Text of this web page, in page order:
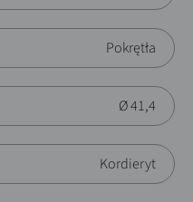
Pokrętła
Ø 41,4
Kordieryt